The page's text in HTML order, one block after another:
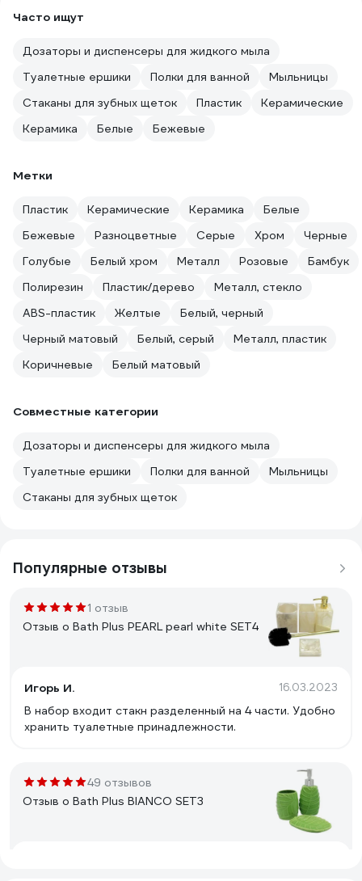
Часто ищут
Дозаторы и диспенсеры для жидкого мыла
Туалетные ершики
Полки для ванной
Мыльницы
Стаканы для зубных щеток
Пластик
Керамические
Керамика
Белые Бежевые
Метки
Пластик Керамические Керамика
Белые
Бежевые
Разноцветные Серые Хром
Черные
Голубые
Белый хром Металл Розовые
Бамбук
Полирезин
Пластик/дерево
Металл, стекло
ABS-пластик
Желтые
Белый, черный
Черный матовый
Белый, серый
Металл, пластик
Коричневые
Белый матовый
Совместные категории
Дозаторы и диспенсеры для жидкого мыла
Туалетные ершики
Полки для ванной
Мыльницы
Стаканы для зубных щеток
Популярные отзывы
1 отзыв
Отзыв о Bath Plus PEARL pearl white SET4
Игорь И. 16.03.2023
В набор входит стакн разделенный на 4 части. Удобно
хранить туалетные принадлежности.
49 отзывов
Отзыв о Bath Plus BIANCO SET3